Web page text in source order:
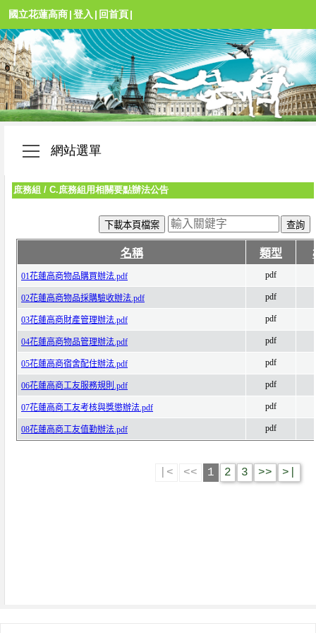
國立花蓮高商|登入 | 回首頁|
網站選單
庶務組 / C.庶務組用相關要點辦法公告